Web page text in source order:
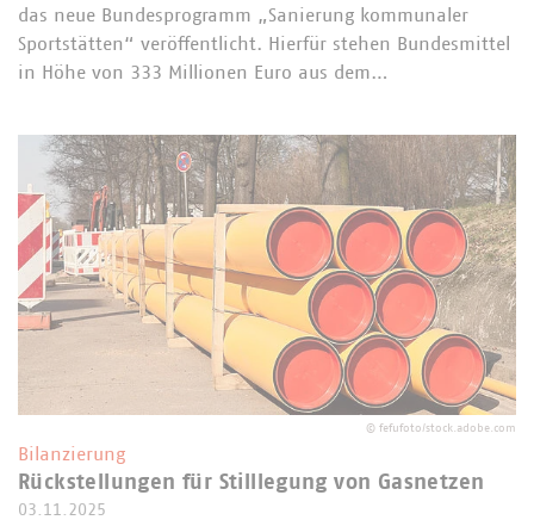
das neue Bundesprogramm „Sanierung kommunaler
Sportstätten“ veröffentlicht. Hierfür stehen Bundesmittel
in Höhe von 333 Millionen Euro aus dem…
© fefufoto/stock.adobe.com
Bilanzierung
Rückstellungen für Stilllegung von Gasnetzen
03.11.2025